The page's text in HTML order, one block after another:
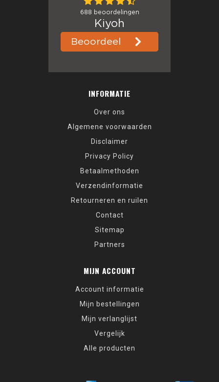
INFORMATIE
Over ons
Algemene voorwaarden
Disclaimer
Privacy Policy
Betaalmethoden
Verzendinformatie
Retourneren en ruilen
Contact
Sitemap
Partners
MIJN ACCOUNT
Account informatie
Mijn bestellingen
Mijn verlanglijst
Vergelijk
Alle producten